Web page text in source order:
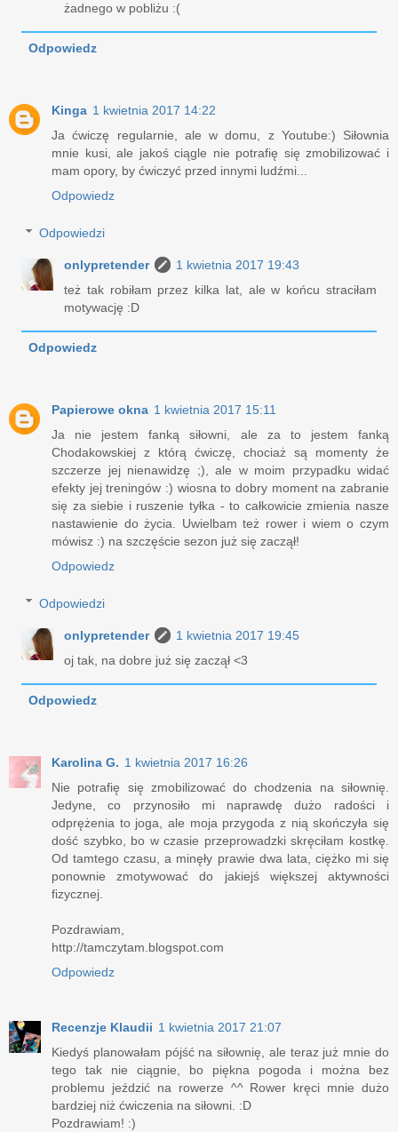
żadnego w pobliżu :(
Odpowiedz
Kinga 1 kwietnia 2017 14:22
Ja ćwiczę regularnie, ale w domu, z Youtube:) Siłownia
mnie kusi, ale jakoś ciągle nie potrafię się zmobilizować i
mam opory, by ćwiczyć przed innymi ludźmi...
Odpowiedz
Odpowiedzi
onlypretender
1 kwietnia 2017 19:43
też tak robiłam przez kilka lat, ale w końcu straciłam
motywację :D
Odpowiedz
Papierowe okna 1 kwietnia 2017 15:11
Ja nie jestem fanką siłowni, ale za to jestem fanką
Chodakowskiej z którą ćwiczę, chociaż są momenty że
szczerze jej nienawidzę ;), ale w moim przypadku widać
efekty jej treningów :) wiosna to dobry moment na zabranie
się za siebie i ruszenie tyłka - to całkowicie zmienia nasze
nastawienie do życia. Uwielbam też rower i wiem o czym
mówisz :) na szczęście sezon już się zaczął!
Odpowiedz
Odpowiedzi
onlypretender
1 kwietnia 2017 19:45
oj tak, na dobre już się zaczął <3
Odpowiedz
Karolina G. 1 kwietnia 2017 16:26
Nie potrafię się zmobilizować do chodzenia na siłownię.
Jedyne, co przynosiło mi naprawdę dużo radości i
odprężenia to joga, ale moja przygoda z nią skończyła się
dość szybko, bo w czasie przeprowadzki skręciłam kostkę.
Od tamtego czasu, a minęły prawie dwa lata, ciężko mi się
ponownie zmotywować do jakiejś większej aktywności
fizycznej.
Pozdrawiam,
http://tamczytam.blogspot.com
Odpowiedz
Recenzje Klaudii 1 kwietnia 2017 21:07
Kiedyś planowałam pójść na siłownię, ale teraz już mnie do
tego tak nie ciągnie, bo piękna pogoda i można bez
problemu jeździć na rowerze ^^ Rower kręci mnie dużo
bardziej niż ćwiczenia na siłowni. :D
Pozdrawiam! :)